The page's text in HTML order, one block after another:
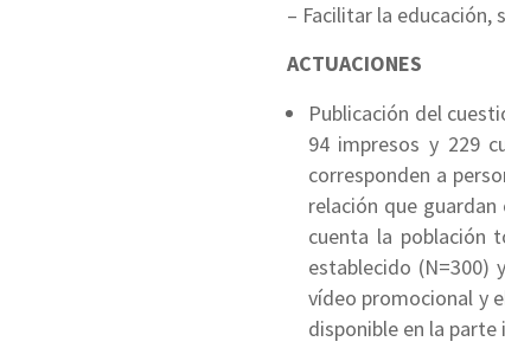
– Facilitar la educación,
ACTUACIONES
Publicación del
94 impresos y 229
corresponden a
relación que
cuenta la población
establecido (N=300)
vídeo promocional y
disponible en la